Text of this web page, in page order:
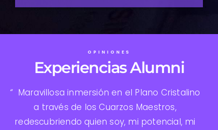
OPINIONES
Experiencias Alumni
“ Maravillosa inmersión en el Plano Cristalino
a través de los Cuarzos Maestros,
redescubriendo quien soy, mi potencial, mi